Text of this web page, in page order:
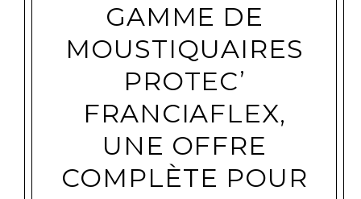
GAMME DE
MOUSTIQUAIRES
PROTEC’
FRANCIAFLEX,
UNE OFFRE
COMPLÈTE POUR